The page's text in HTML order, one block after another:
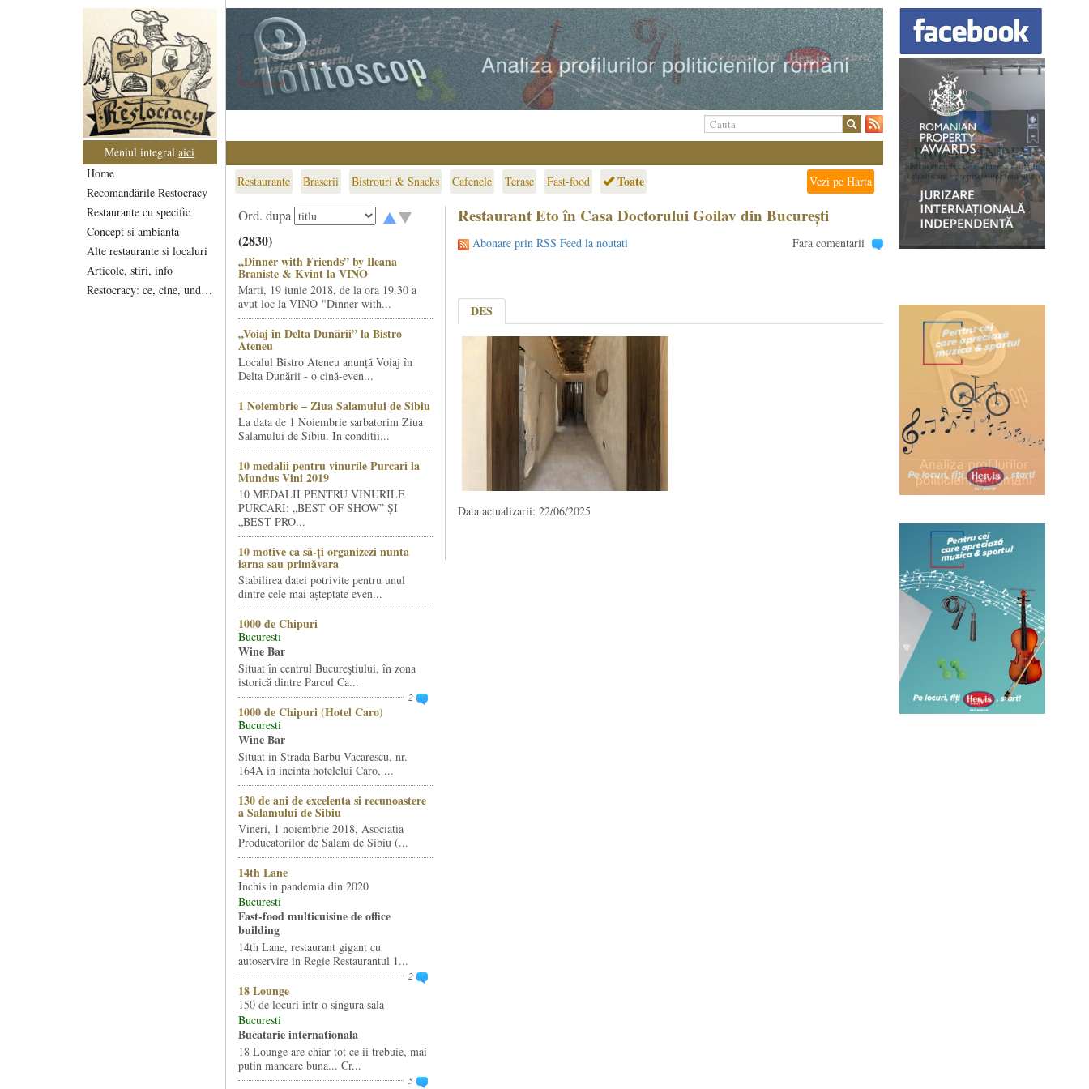
Meniul integralaici
Home
Recomandările Restocracy
Restaurante cu specific
Concept si ambianta
Alte restaurante si localuri
Articole, stiri, info
Restocracy: ce, cine, unde...
Restaurante Braserii Bistrouri & Snacks Cafenele Terase Fast-food Toate Vezi pe Harta
Ord. dupa
(2830)
„Dinner with Friends” by Ileana
Braniste & Kvint la VINO
Marti, 19 iunie 2018, de la ora 19.30 a
avut loc la VINO "Dinner with...
„Voiaj în Delta Dunării” la Bistro
Ateneu
Localul Bistro Ateneu anunță Voiaj în
Delta Dunării - o cină-even...
1 Noiembrie – Ziua Salamului de Sibiu
La data de 1 Noiembrie sarbatorim Ziua
Salamului de Sibiu. In conditii...
10 medalii pentru vinurile Purcari la
Mundus Vini 2019
10 MEDALII PENTRU VINURILE
PURCARI: „BEST OF SHOW” ȘI
„BEST PRO...
10 motive ca să-ți organizezi nunta
iarna sau primăvara
Stabilirea datei potrivite pentru unul
dintre cele mai așteptate even...
1000 de Chipuri
Bucuresti
Wine Bar
Situat în centrul Bucureştiului, în zona
istorică dintre Parcul Ca...
2
1000 de Chipuri (Hotel Caro)
Bucuresti
Wine Bar
Situat in Strada Barbu Vacarescu, nr.
164A in incinta hotelelui Caro, ...
130 de ani de excelenta si recunoastere
a Salamului de Sibiu
Vineri, 1 noiembrie 2018, Asociatia
Producatorilor de Salam de Sibiu (...
14th Lane
Inchis in pandemia din 2020
Bucuresti
Fast-food multicuisine de office
building
14th Lane, restaurant gigant cu
autoservire in Regie Restaurantul 1...
2
18 Lounge
150 de locuri intr-o singura sala
Bucuresti
Bucatarie internationala
18 Lounge are chiar tot ce ii trebuie, mai
putin mancare buna... Cr...
5
Restaurant Eto în Casa Doctorului Goilav din București
Abonare prin RSS Feed la noutati Fara comentarii
DES
Data actualizarii: 22/06/2025